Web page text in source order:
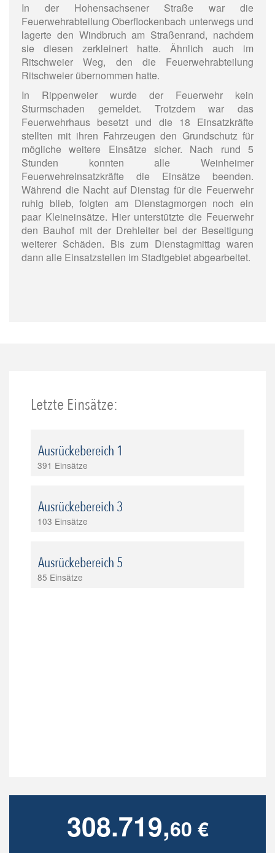
In der Hohensachsener Straße war die
Feuerwehrabteilung Oberflockenbach unterwegs und
lagerte den Windbruch am Straßenrand, nachdem
sie diesen zerkleinert hatte. Ähnlich auch im
Ritschweier Weg, den die Feuerwehrabteilung
Ritschweier übernommen hatte.
In Rippenweier wurde der Feuerwehr kein
Sturmschaden gemeldet. Trotzdem war das
Feuerwehrhaus besetzt und die 18 Einsatzkräfte
stellten mit ihren Fahrzeugen den Grundschutz für
mögliche weitere Einsätze sicher. Nach rund 5
Stunden konnten alle Weinheimer
Feuerwehreinsatzkräfte die Einsätze beenden.
Während die Nacht auf Dienstag für die Feuerwehr
ruhig blieb, folgten am Dienstagmorgen noch ein
paar Kleineinsätze. Hier unterstützte die Feuerwehr
den Bauhof mit der Drehleiter bei der Beseitigung
weiterer Schäden. Bis zum Dienstagmittag waren
dann alle Einsatzstellen im Stadtgebiet abgearbeitet.
Letzte Einsätze:
Ausrückebereich 1
391 Einsätze
Ausrückebereich 3
103 Einsätze
Ausrückebereich 5
85 Einsätze
308.719,60 €